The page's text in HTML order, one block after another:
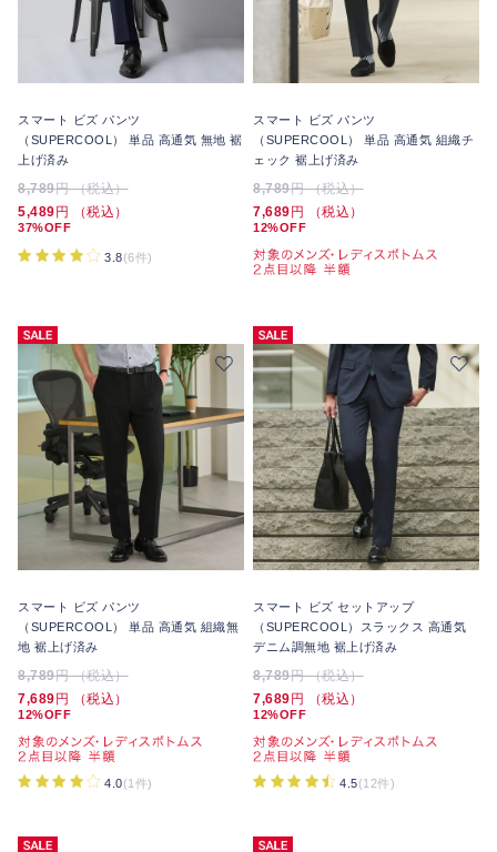
スマート ビズ パンツ
（SUPERCOOL） 単品 高通気 無地 裾
上げ済み
8,789円 （税込）
5,489 円 （税込）
37%OFF
3.8(6件)
スマート ビズ パンツ
（SUPERCOOL） 単品 高通気 組織チ
ェック 裾上げ済み
8,789円 （税込）
7,689 円 （税込）
12%OFF
スマート ビズ パンツ
（SUPERCOOL） 単品 高通気 組織無
地 裾上げ済み
8,789円 （税込）
7,689 円 （税込）
12%OFF
4.0(1件)
スマート ビズ セットアップ
（SUPERCOOL）スラックス 高通気
デニム調無地 裾上げ済み
8,789円 （税込）
7,689 円 （税込）
12%OFF
4.5(12件)